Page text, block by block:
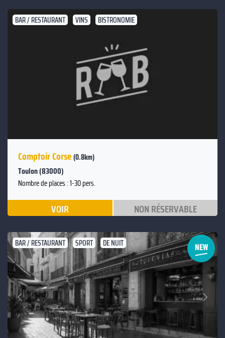
BAR / RESTAURANT VINS BISTRONOMIE
Comptoir Corse(0.8km)
Toulon (83000)
Nombre de places : 1-30 pers.
VOIR NON RÉSERVABLE
BAR / RESTAURANT SPORT DE NUIT
Précédent
Suivant